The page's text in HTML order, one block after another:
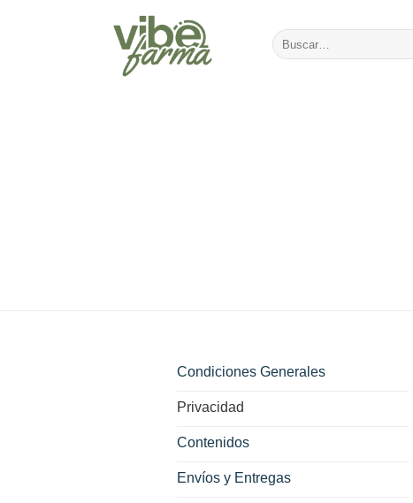
Buscar
por:
Condiciones Generales
Privacidad
Contenidos
Envíos y Entregas